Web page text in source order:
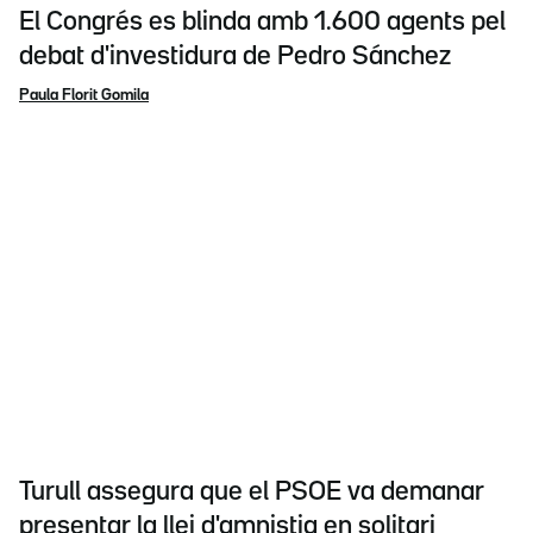
El Congrés es blinda amb 1.600 agents pel
debat d'investidura de Pedro Sánchez
Paula Florit Gomila
Turull assegura que el PSOE va demanar
presentar la llei d'amnistia en solitari